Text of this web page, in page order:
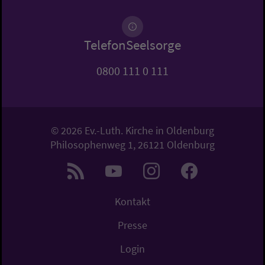
TelefonSeelsorge
0800 111 0 111
© 2026 Ev.-Luth. Kirche in Oldenburg
Philosophenweg 1, 26121 Oldenburg
Kontakt
Presse
Login